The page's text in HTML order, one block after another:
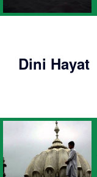
Dini Hayat